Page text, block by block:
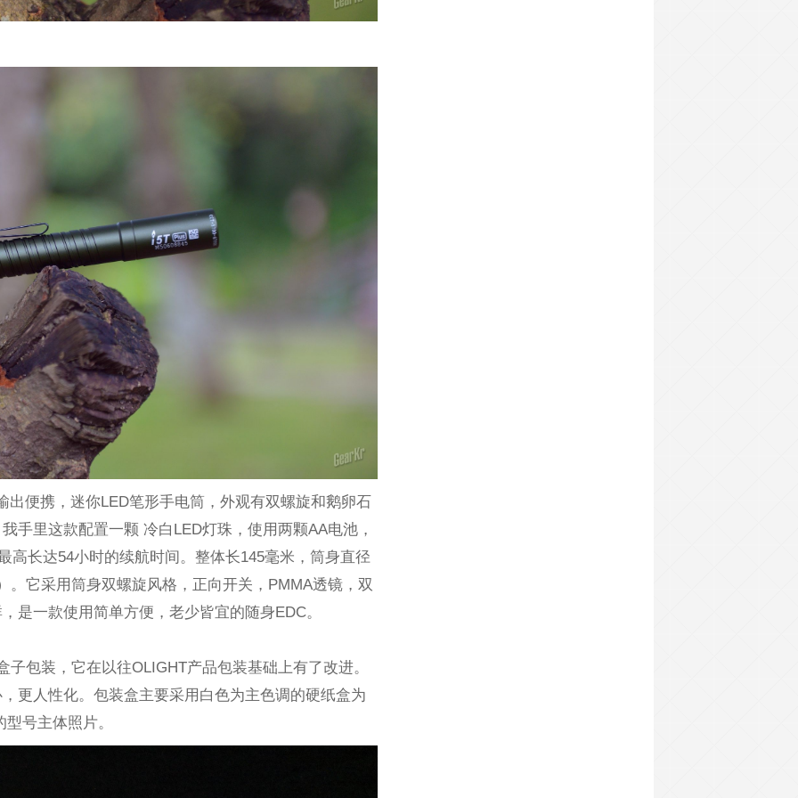
出便携，迷你LED笔形手电筒，外观有双螺旋和鹅卵石
手里这款配置一颗 冷白LED灯珠，使用两颗AA电池，
高长达54小时的续航时间。整体长145毫米，筒身直径
。它采用筒身双螺旋风格，正向开关，PMMA透镜，双
是一款使用简单方便，老少皆宜的随身EDC。
包装，它在以往OLIGHT产品包装基础上有了改进。
更人性化。包装盒主要采用白色为主色调的硬纸盒为
号主体照片。